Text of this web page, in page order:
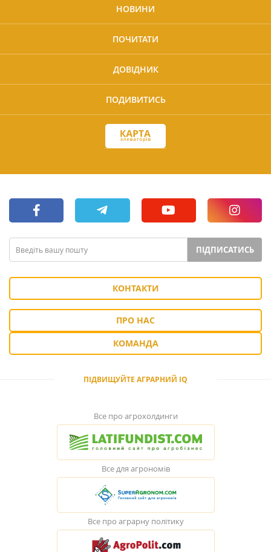
НОВИНИ
ПОЧИТАТИ
ДОВІДНИК
ПОДИВИТИСЬ
ПІДПИСАТИСЬ
КОНТАКТИ
ПРО НАС
КОМАНДА
ПІДВИЩУЙТЕ АГРАРНИЙ IQ
Все про агрохолдинги
Все для агрономів
Все про аграрну політику